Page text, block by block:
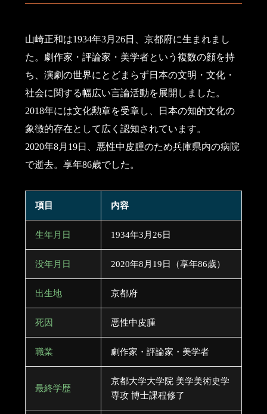
山崎正和は1934年3月26日、京都府に生まれまし
た。劇作家・評論家・美学者という複数の顔を持
ち、演劇の世界にとどまらず日本の文明・文化・
社会に関する幅広い言論活動を展開しました。
2018年には文化勲章を受章し、日本の知的文化の
象徴的存在として広く認知されています。
2020年8月19日、悪性中皮腫のため兵庫県内の病院
で逝去。享年86歳でした。
項目 内容
生年月日 1934年3月26日
没年月日 2020年8月19日（享年86歳）
出生地 京都府
死因 悪性中皮腫
職業 劇作家・評論家・美学者
最終学歴
京都大学大学院 美学美術史学
専攻 博士課程修了